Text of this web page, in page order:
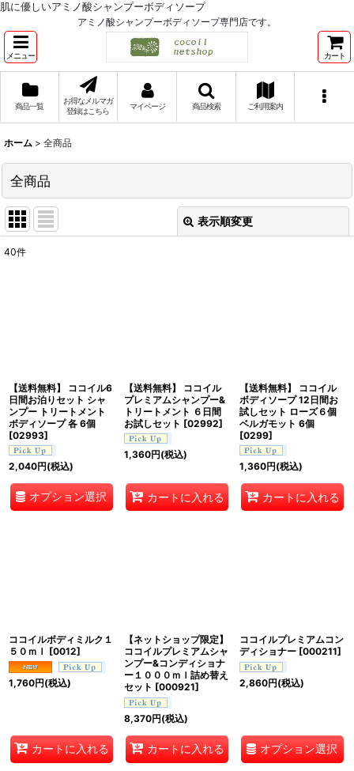
肌に優しいアミノ酸シャンプーボディソープ
アミノ酸シャンプーボディソープ専門店です。
メニュー カート
商品一覧
お得なメルマガ
登録はこちら
マイページ 商品検索 ご利用案内
ホーム > 全商品
全商品
表示順変更
40件
【送料無料】 ココイル6
日間お泊りセット シャ
ンプー トリートメント
ボディソープ 各 6個
[02993]
2,040円(税込)
オプション選択
【送料無料】 ココイル
プレミアムシャンプー&
トリートメント ６日間
お試しセット [02992]
1,360円(税込)
カートに入れる
【送料無料】 ココイル
ボディソープ 12日間お
試しセット ローズ６個
ベルガモット 6個
[0299]
1,360円(税込)
カートに入れる
ココイルボディミルク１
５０ｍｌ [0012]
1,760円(税込)
カートに入れる
【ネットショップ限定】
ココイルプレミアムシャ
ンプー&コンディショナ
ー１０００ｍｌ詰め替え
セット [000921]
8,370円(税込)
カートに入れる
ココイルプレミアムコン
ディショナー [000211]
2,860円(税込)
オプション選択